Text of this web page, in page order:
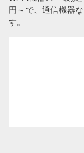
円～で、通信機器
す。